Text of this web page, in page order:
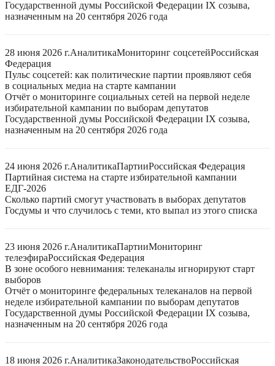
Государственной думы Российской Федерации IX созыва,
назначенным на 20 сентября 2026 года
28 июня 2026 г.АналитикаМониторинг соцсетейРоссийская
Федерация
Пульс соцсетей: как политические партии проявляют себя
в социальных медиа на старте кампании
Отчёт о мониторинге социальных сетей на первой неделе
избирательной кампании по выборам депутатов
Государственной думы Российской Федерации IX созыва,
назначенным на 20 сентября 2026 года
24 июня 2026 г.АналитикаПартииРоссийская Федерация
Партийная система на старте избирательной кампании
ЕДГ-2026
Сколько партий смогут участвовать в выборах депутатов
Госдумы и что случилось с теми, кто выпал из этого списка
23 июня 2026 г.АналитикаПартииМониторинг
телеэфираРоссийская Федерация
В зоне особого невнимания: телеканалы игнорируют старт
выборов
Отчёт о мониторинге федеральных телеканалов на первой
неделе избирательной кампании по выборам депутатов
Государственной думы Российской Федерации IX созыва,
назначенным на 20 сентября 2026 года
18 июня 2026 г.АналитикаЗаконодательствоРоссийская